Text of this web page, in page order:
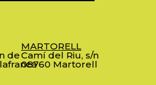
de
MARTORELL
Camí del Riu, s/n
08760 Martorell